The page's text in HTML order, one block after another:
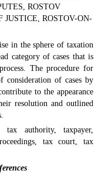
ROSTOV
JUSTICE, ROSTOV-ON-
in the sphere of taxation
category of cases that is
The procedure for
consideration of cases by
to the appearance
resolution and outlined
authority, taxpayer,
tax court, tax